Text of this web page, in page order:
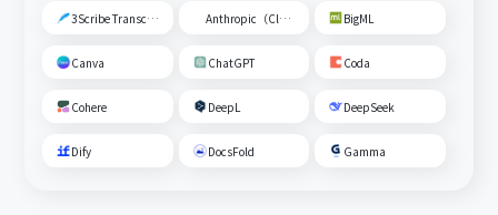
3Scribe Transcription Anthropic（Claude） BigML
Canva ChatGPT Coda
Cohere DeepL DeepSeek
Dify DocsFold Gamma